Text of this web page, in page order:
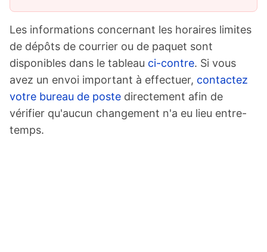
Les informations concernant les horaires limites
de dépôts de courrier ou de paquet sont
disponibles dans le tableau ci-contre. Si vous
avez un envoi important à effectuer, contactez
votre bureau de poste directement afin de
vérifier qu'aucun changement n'a eu lieu entre-
temps.